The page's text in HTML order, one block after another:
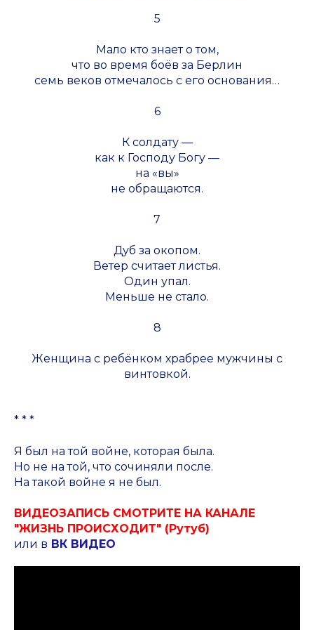
5
Мало кто знает о том,
что во время боёв за Берлин
семь веков отмечалось с его основания…
6
К солдату —
как к Господу Богу —
на «вы»
не обращаются.
7
Дуб за окопом.
Ветер считает листья.
Один упал.
Меньше не стало.
8
Женщина с ребёнком храбрее мужчины с
винтовкой.
* * *
Я был на той войне, которая была.
Но не на той, что сочиняли после.
На такой войне я не был.
ВИДЕОЗАПИСЬ СМОТРИТЕ НА КАНАЛЕ
"ЖИЗНЬ ПРОИСХОДИТ" (Рутуб)
или в ВК ВИДЕО